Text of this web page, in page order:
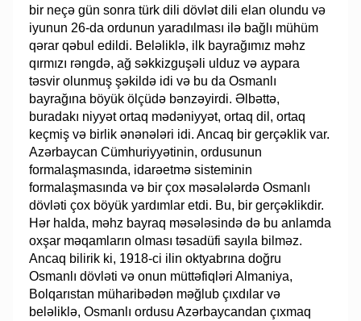
bir neçə gün sonra türk dili dövlət dili elan olundu və
iyunun 26-da ordunun yaradılması ilə bağlı mühüm
qərar qəbul edildi. Beləliklə, ilk bayrağımız məhz
qırmızı rəngdə, ağ səkkizguşəli ulduz və aypara
təsvir olunmuş şəkildə idi və bu da Osmanlı
bayrağına böyük ölçüdə bənzəyirdi. Əlbəttə,
buradakı niyyət ortaq mədəniyyət, ortaq dil, ortaq
keçmiş və birlik ənənələri idi. Ancaq bir gerçəklik var.
Azərbaycan Cümhuriyyətinin, ordusunun
formalaşmasında, idarəetmə sisteminin
formalaşmasında və bir çox məsələlərdə Osmanlı
dövləti çox böyük yardımlar etdi. Bu, bir gerçəklikdir.
Hər halda, məhz bayraq məsələsində də bu anlamda
oxşar məqamların olması təsadüfi sayıla bilməz.
Ancaq bilirik ki, 1918-ci ilin oktyabrına doğru
Osmanlı dövləti və onun müttəfiqləri Almaniya,
Bolqarıstan müharibədən məğlub çıxdılar və
beləliklə, Osmanlı ordusu Azərbaycandan çıxmaq